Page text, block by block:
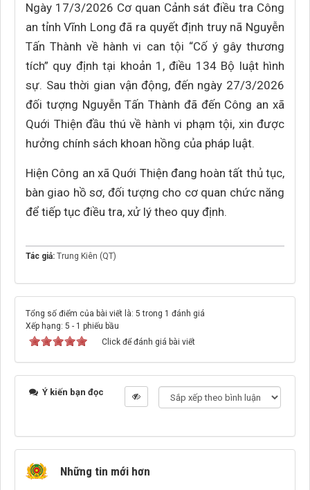
Ngày 17/3/2026 Cơ quan Cảnh sát điều tra Công
an tỉnh Vĩnh Long đã ra quyết định truy nã Nguyễn
Tấn Thành về hành vi can tội “Cố ý gây thương
tích” quy định tại khoản 1, điều 134 Bộ luật hình
sự. Sau thời gian vận động, đến ngày 27/3/2026
đối tượng Nguyễn Tấn Thành đã đến Công an xã
Quới Thiện đầu thú về hành vi phạm tội, xin được
hưởng chính sách khoan hồng của pháp luật.
Hiện Công an xã Quới Thiện đang hoàn tất thủ tục,
bàn giao hồ sơ, đối tượng cho cơ quan chức năng
để tiếp tục điều tra, xử lý theo quy định.
Tác giả: Trung Kiên (QT)
Tổng số điểm của bài viết là: 5 trong 1 đánh giá
Xếp hạng: 5 - 1 phiếu bầu
Click để đánh giá bài viết
Ý kiến bạn đọc
Những tin mới hơn